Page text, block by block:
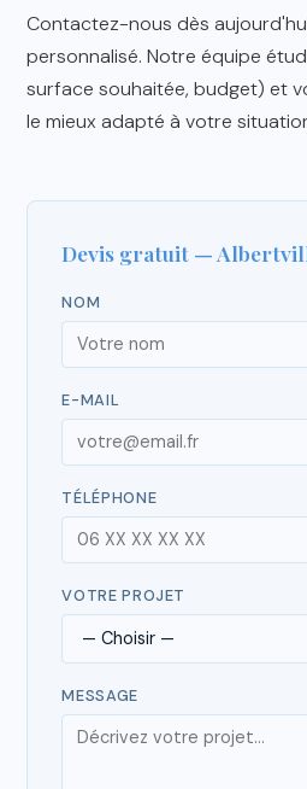
Contactez-nous dès
personnalisé. Notre équipe
surface souhaitée, budget) et
le mieux adapté à votre
Devis gratuit —
NOM
E-MAIL
TÉLÉPHONE
VOTRE PROJET
MESSAGE